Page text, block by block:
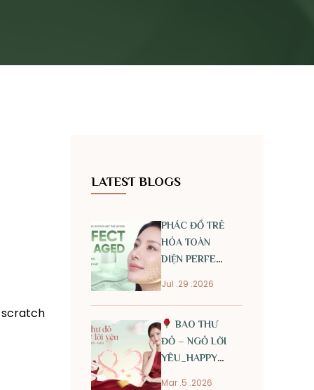
scratch
LATEST BLOGS
PHÁC ĐỒ TRẺ
HÓA TOÀN
DIỆN PERFECT
Jul .29 .2026
BAO THƯ
ĐỎ – NGỎ LỜI
YÊU_HAPPY
Mar .5 .2026